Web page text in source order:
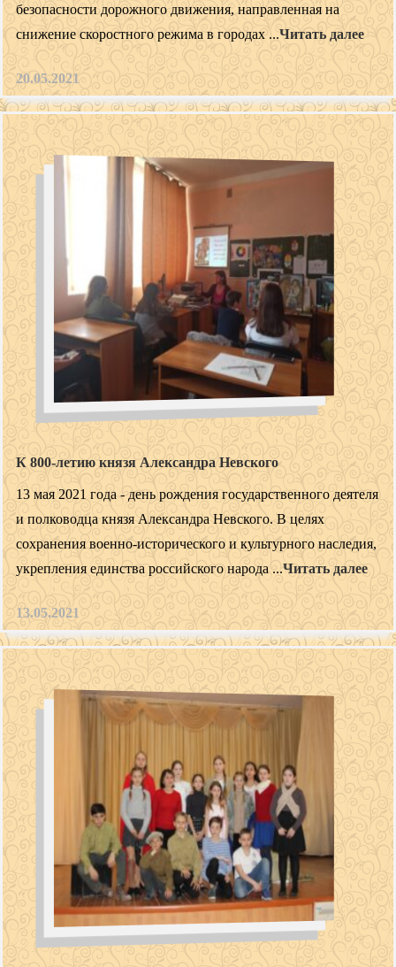
безопасности дорожного движения, направленная на
снижение скоростного режима в городах ...Читать далее
20.05.2021
К 800-летию князя Александра Невского
13 мая 2021 года - день рождения государственного деятеля
и полководца князя Александра Невского. В целях
сохранения военно-исторического и культурного наследия,
укрепления единства российского народа ...Читать далее
13.05.2021